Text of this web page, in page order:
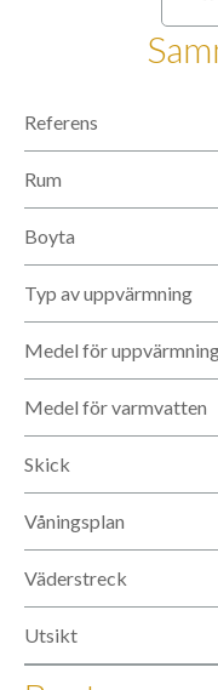
Referens
Rum
Boyta
Typ av uppvärmning
Medel för
Medel för varmvatten
Skick
Våningsplan
Väderstreck
Utsikt